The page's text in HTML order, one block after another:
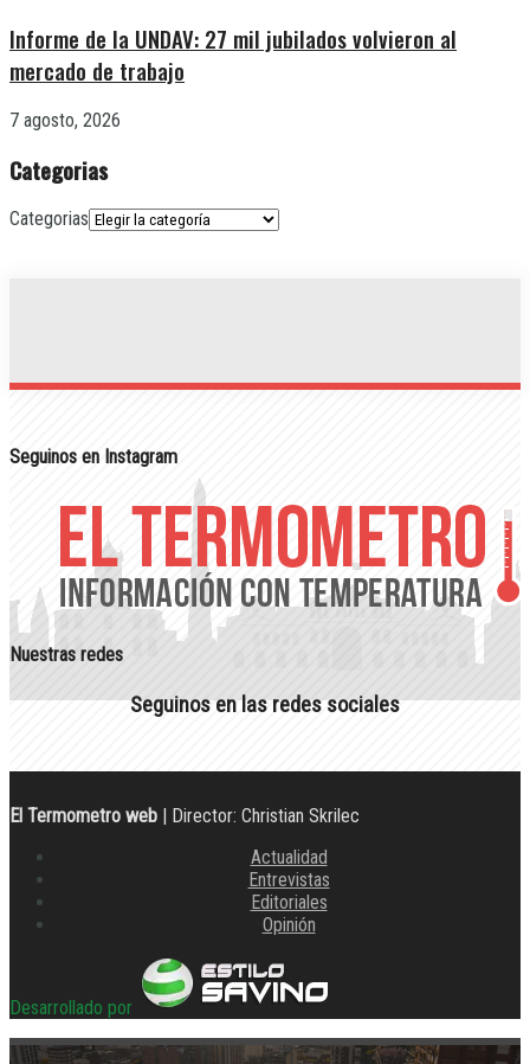
Informe de la UNDAV: 27 mil jubilados volvieron al
mercado de trabajo
7 agosto, 2026
Categorias
Categorias
Seguinos en Instagram
Nuestras redes
Seguinos en las redes sociales
El Termometro web | Director: Christian Skrilec
Actualidad
Entrevistas
Editoriales
Opinión
Desarrollado por